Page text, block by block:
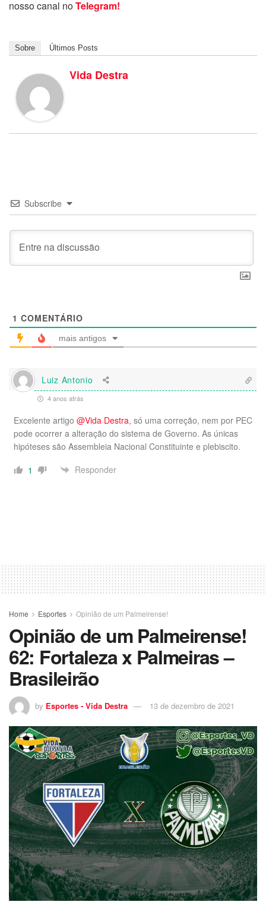
nosso canal noTelegram!
Sobre Últimos Posts
Vida Destra
Subscribe
1 COMENTÁRIO
mais antigos
Luiz Antonio
4 anos atrás
Excelente artigo @Vida Destra, só uma correção, nem por PEC
pode ocorrer a alteração do sistema de Governo. As únicas
hipóteses são Assembleia Nacional Constituinte e plebiscito.
1
Responder
Home Esportes Opinião de um Palmeirense!
Opinião de um Palmeirense!
62: Fortaleza x Palmeiras –
Brasileirão
by Esportes - Vida Destra 13 de dezembro de 2021